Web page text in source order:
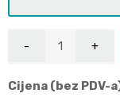
Cijena (bez PDV-